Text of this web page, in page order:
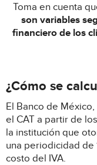
Toma en cuenta
son variables
financiero de los
¿Cómo se
El Banco de
el CAT a partir de
la institución que
una periodicidad de
costo del IVA.